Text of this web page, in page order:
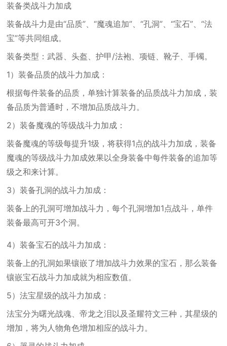
装备类战斗力加成
装备战斗力是由“品质”、“魔魂追加”、“孔洞”、“宝石”、“法
宝”等共同组成。
装备类型：武器、头盔、护甲/法袍、项链、靴子、手镯。
1）装备品质的战斗力加成：
根据每件装备的品质，单独计算装备的品质战斗力加成，装
备品质为普通时，不增加品质战斗力。
2）装备魔魂的等级战斗力加成：
装备魔魂的等级每提升1级，将获得1点的战斗力加成，装备
魔魂的等级战斗力加成效果以全身装备中每件装备的追加等
级之和来计算。
3）装备孔洞的战斗力加成：
装备上的孔洞可增加战斗力，每个孔洞增加1点战斗，单件
装备最高可开3个洞。
4）装备宝石的战斗力加成：
装备上的孔洞如果镶嵌了增加战斗力效果的宝石，那么装备
镶嵌宝石战斗力加成就为相应数值。
5）法宝星级的战斗力加成：
法宝分为曙光战魂、帝龙之泪以及圣耀符文三种，其星级的
增加，将为人物角色增加相应的战斗力。